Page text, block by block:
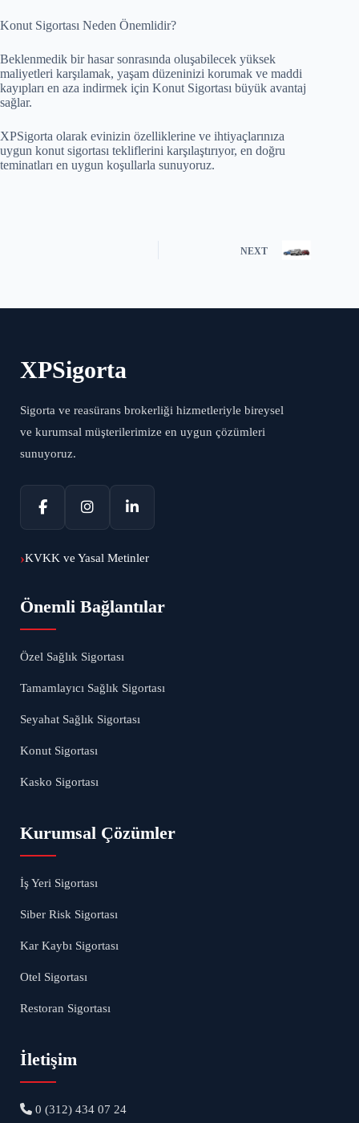
Konut Sigortası Neden Önemlidir?
Beklenmedik bir hasar sonrasında oluşabilecek yüksek
maliyetleri karşılamak, yaşam düzeninizi korumak ve maddi
kayıpları en aza indirmek için Konut Sigortası büyük avantaj
sağlar.
XPSigorta olarak evinizin özelliklerine ve ihtiyaçlarınıza
uygun konut sigortası tekliflerini karşılaştırıyor, en doğru
teminatları en uygun koşullarla sunuyoruz.
NEXT
XPSigorta
Sigorta ve reasürans brokerliği hizmetleriyle bireysel
ve kurumsal müşterilerimize en uygun çözümleri
sunuyoruz.
KVKK ve Yasal Metinler
Önemli Bağlantılar
Özel Sağlık Sigortası
Tamamlayıcı Sağlık Sigortası
Seyahat Sağlık Sigortası
Konut Sigortası
Kasko Sigortası
Kurumsal Çözümler
İş Yeri Sigortası
Siber Risk Sigortası
Kar Kaybı Sigortası
Otel Sigortası
Restoran Sigortası
İletişim
0 (312) 434 07 24